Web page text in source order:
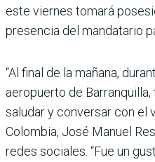
este viernes tomará
presencia del mandatario
“Al final de la mañana,
aeropuerto de
saludar y conversar con
Colombia, José Manuel
redes sociales. “Fue un